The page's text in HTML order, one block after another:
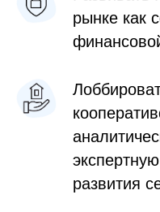
рынке как
развития